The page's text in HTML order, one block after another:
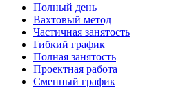
Полный день
Вахтовый метод
Частичная занятость
Гибкий график
Полная занятость
Проектная работа
Сменный график